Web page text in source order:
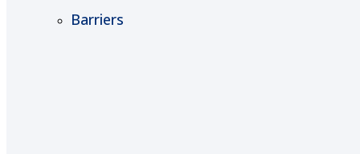
Barriers